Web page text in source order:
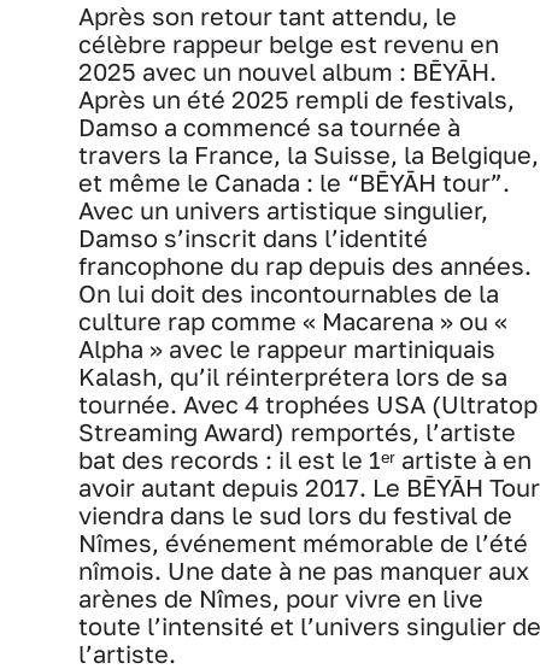
Après son retour tant attendu, le
célèbre rappeur belge est revenu en
2025 avec un nouvel album : BĒYĀH.
Après un été 2025 rempli de festivals,
Damso a commencé sa tournée à
travers la France, la Suisse, la Belgique,
et même le Canada : le “BĒYĀH tour”.
Avec un univers artistique singulier,
Damso s’inscrit dans l’identité
francophone du rap depuis des années.
On lui doit des incontournables de la
culture rap comme « Macarena » ou «
Alpha » avec le rappeur martiniquais
Kalash, qu’il réinterprétera lors de sa
tournée. Avec 4 trophées USA (Ultratop
Streaming Award) remportés, l’artiste
bat des records : il est le 1ᵉʳ artiste à en
avoir autant depuis 2017. Le BĒYĀH Tour
viendra dans le sud lors du festival de
Nîmes, événement mémorable de l’été
nîmois. Une date à ne pas manquer aux
arènes de Nîmes, pour vivre en live
toute l’intensité et l’univers singulier de
l’artiste.